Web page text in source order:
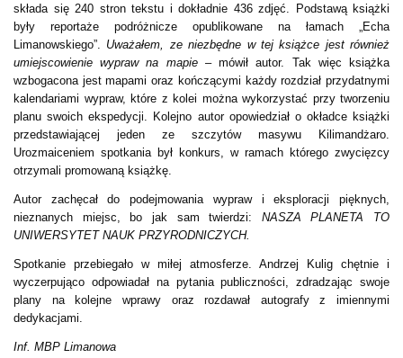
składa się 240 stron tekstu i dokładnie 436 zdjęć. Podstawą książki
były reportaże podróżnicze opublikowane na łamach „Echa
Limanowskiego”. Uważałem, ze niezbędne w tej książce jest również
umiejscowienie wypraw na mapie– mówił autor. Tak więc książka
wzbogacona jest mapami oraz kończącymi każdy rozdział przydatnymi
kalendariami wypraw, które z kolei można wykorzystać przy tworzeniu
planu swoich ekspedycji. Kolejno autor opowiedział o okładce książki
przedstawiającej jeden ze szczytów masywu Kilimandżaro.
Urozmaiceniem spotkania był konkurs, w ramach którego zwycięzcy
otrzymali promowaną książkę.
Autor zachęcał do podejmowania wypraw i eksploracji pięknych,
nieznanych miejsc, bo jak sam twierdzi: NASZA PLANETA TO
UNIWERSYTET NAUK PRZYRODNICZYCH.
Spotkanie przebiegało w miłej atmosferze. Andrzej Kulig chętnie i
wyczerpująco odpowiadał na pytania publiczności, zdradzając swoje
plany na kolejne wprawy oraz rozdawał autografy z imiennymi
dedykacjami.
Inf. MBP Limanowa